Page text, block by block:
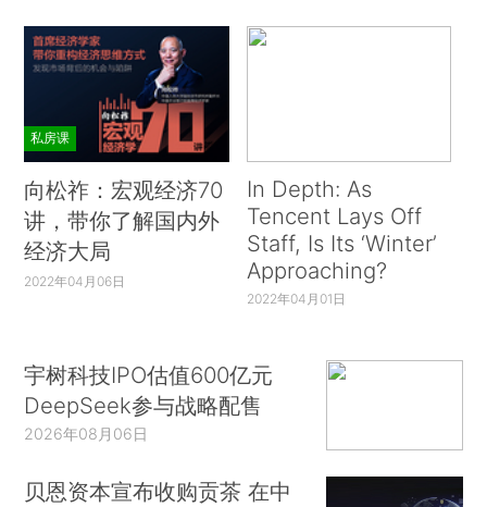
私房课
向松祚：宏观经济70
讲，带你了解国内外
经济大局
2022年04月06日
In Depth: As
Tencent Lays Off
Staff, Is Its ‘Winter’
Approaching?
2022年04月01日
宇树科技IPO估值600亿元
DeepSeek参与战略配售
2026年08月06日
贝恩资本宣布收购贡茶 在中